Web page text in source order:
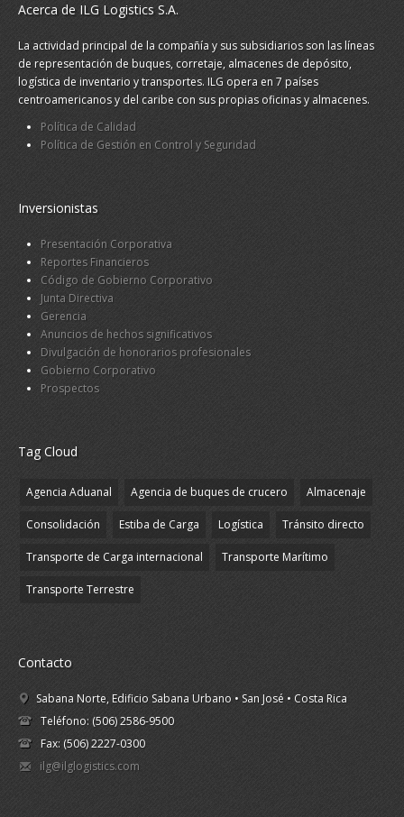
Acerca de ILG Logistics S.A.
La actividad principal de la compañía y sus subsidiarios son las líneas
de representación de buques, corretaje, almacenes de depósito,
logística de inventario y transportes. ILG opera en 7 países
centroamericanos y del caribe con sus propias oficinas y almacenes.
Política de Calidad
Política de Gestión en Control y Seguridad
Inversionistas
Presentación Corporativa
Reportes Financieros
Código de Gobierno Corporativo
Junta Directiva
Gerencia
Anuncios de hechos significativos
Divulgación de honorarios profesionales
Gobierno Corporativo
Prospectos
Tag Cloud
Agencia Aduanal Agencia de buques de crucero Almacenaje
Consolidación Estiba de Carga Logística Tránsito directo
Transporte de Carga internacional Transporte Marítimo
Transporte Terrestre
Contacto
Sabana Norte, Edificio Sabana Urbano • San José • Costa Rica
Teléfono: (506) 2586-9500
Fax: (506) 2227-0300
ilg@ilglogistics.com